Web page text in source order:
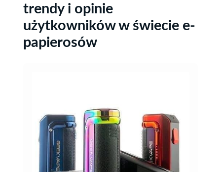
trendy i opinie
użytkowników w świecie e-
papierosów